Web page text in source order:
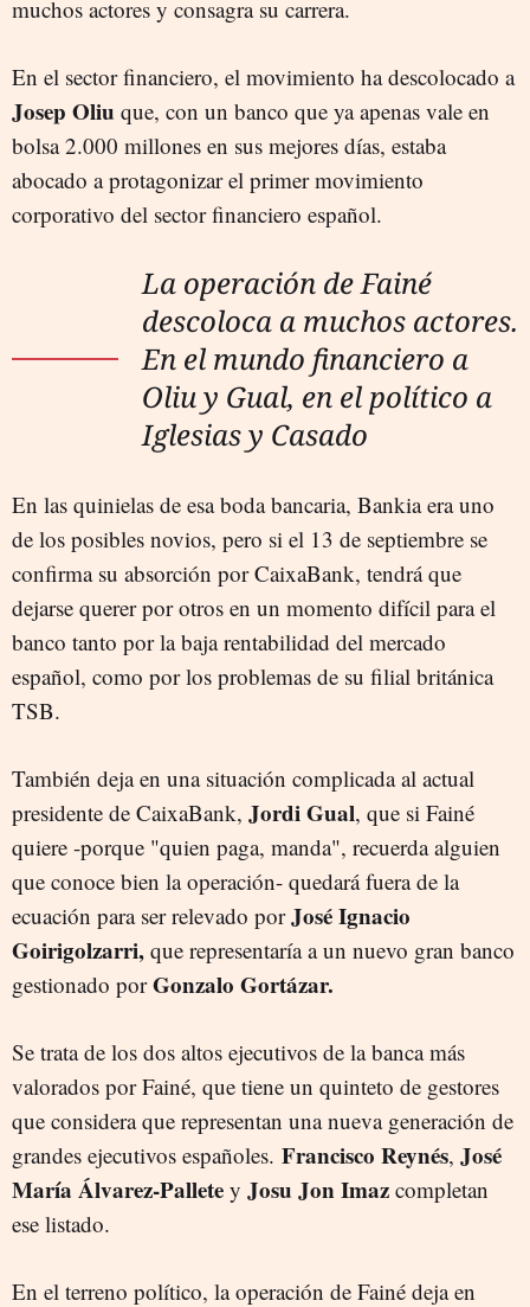
muchos actores y consagra su carrera.
En el sector financiero, el movimiento ha descolocado a
Josep Oliu que, con un banco que ya apenas vale en
bolsa 2.000 millones en sus mejores días, estaba
abocado a protagonizar el primer movimiento
corporativo del sector financiero español.
La operación de Fainé
descoloca a muchos actores.
En el mundo financiero a
Oliu y Gual, en el político a
Iglesias y Casado
En las quinielas de esa boda bancaria, Bankia era uno
de los posibles novios, pero si el 13 de septiembre se
confirma su absorción por CaixaBank, tendrá que
dejarse querer por otros en un momento difícil para el
banco tanto por la baja rentabilidad del mercado
español, como por los problemas de su filial británica
TSB.
También deja en una situación complicada al actual
presidente de CaixaBank, Jordi Gual, que si Fainé
quiere -porque "quien paga, manda", recuerda alguien
que conoce bien la operación- quedará fuera de la
ecuación para ser relevado porJosé Ignacio
Goirigolzarri, que representaría a un nuevo gran banco
gestionado porGonzalo Gortázar.
Se trata de los dos altos ejecutivos de la banca más
valorados por Fainé, que tiene un quinteto de gestores
que considera que representan una nueva generación de
grandes ejecutivos españoles. Francisco Reynés, José
María Álvarez-Pallete y Josu Jon Imaz completan
ese listado.
En el terreno político, la operación de Fainé deja en